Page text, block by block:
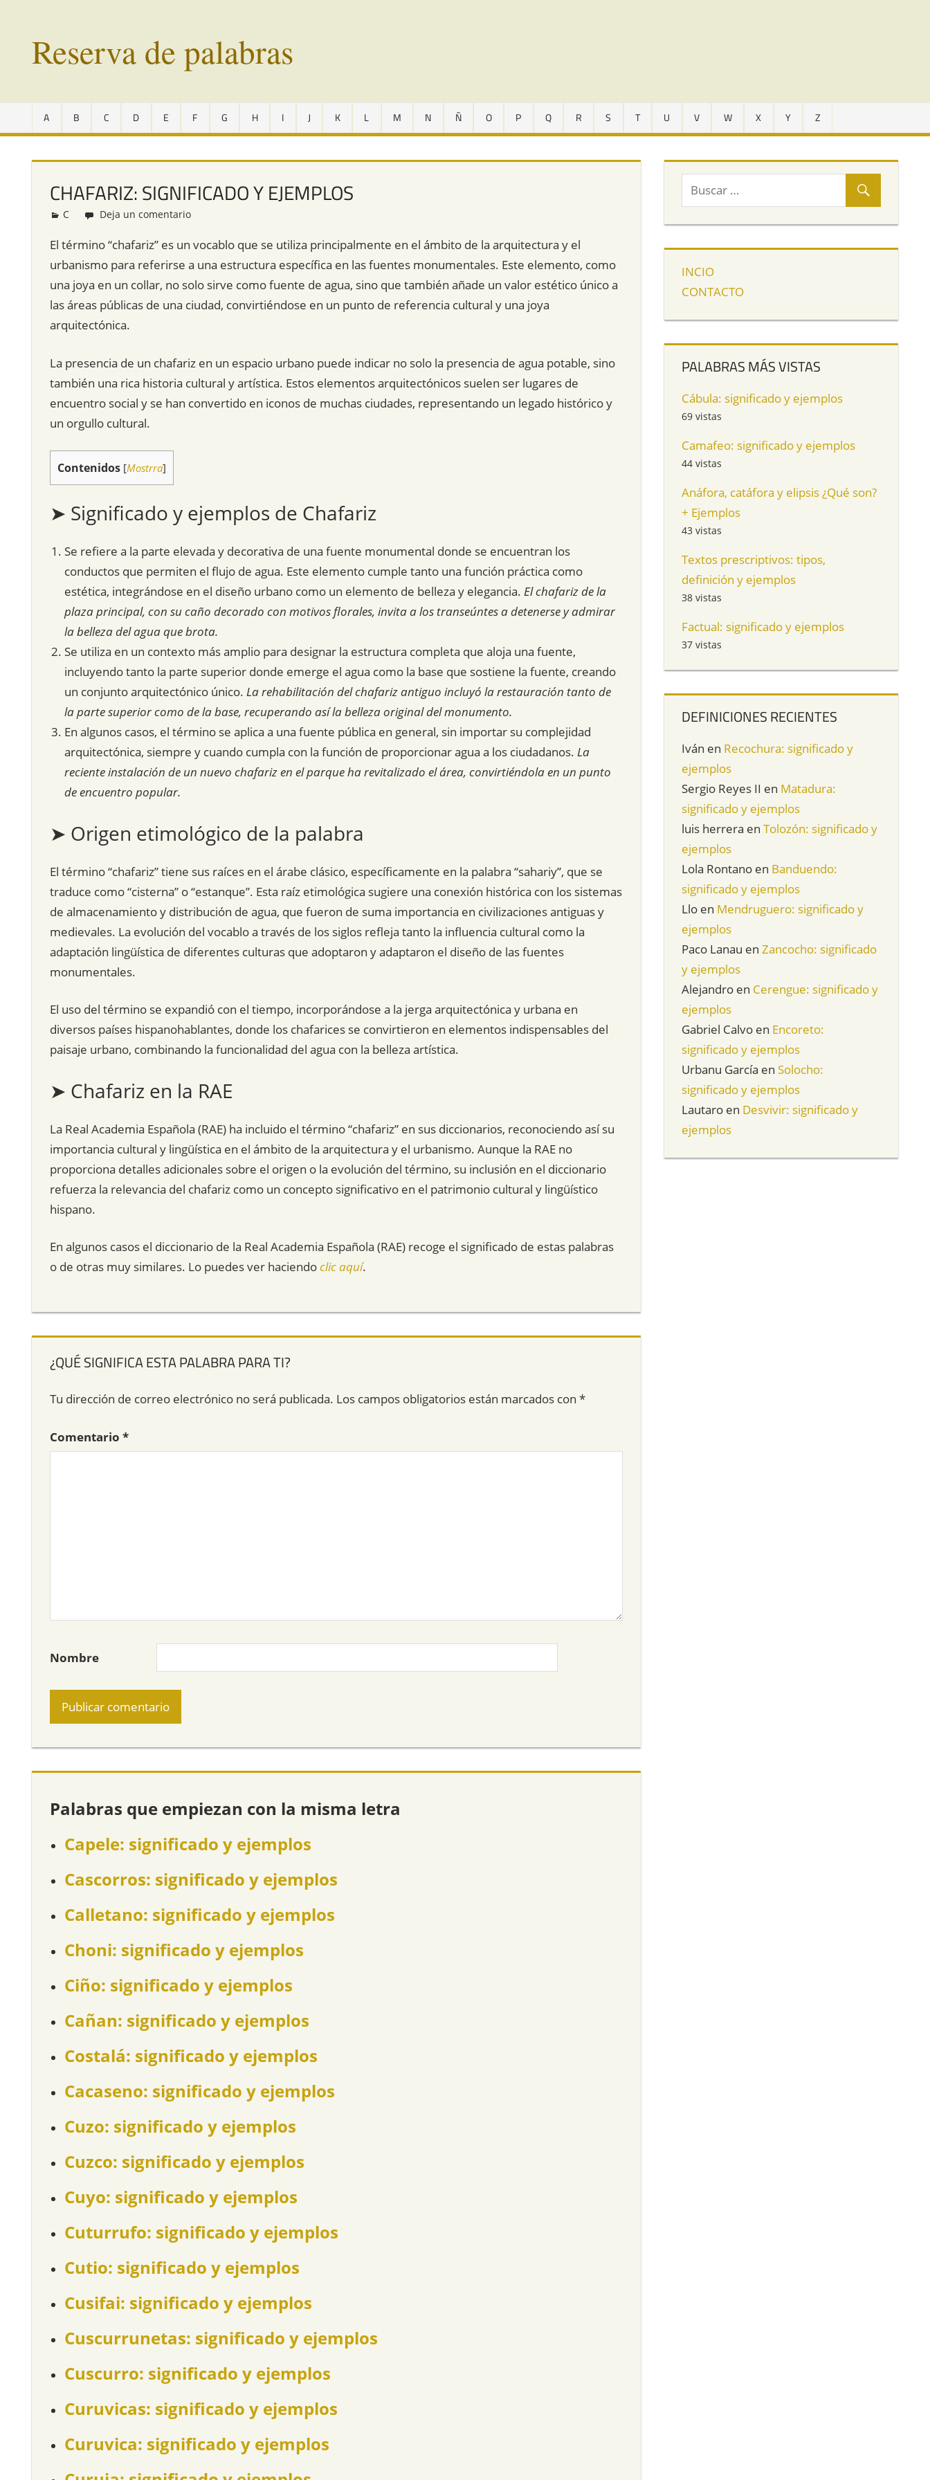
contenidoReserva de palabras
en
vías
extinción
todo
A B C D E F G H I J K L M N Ñ O P Q R S T U V W X Y Z
CHAFARIZ: SIGNIFICADO Y EJEMPLOS
Redacción
C Deja un comentario
El término “chafariz” es un vocablo que se utiliza principalmente en el ámbito de la arquitectura y el
urbanismo para referirse a una estructura específica en las fuentes monumentales. Este elemento, como
una joya en un collar, no solo sirve como fuente de agua, sino que también añade un valor estético único a
las áreas públicas de una ciudad, convirtiéndose en un punto de referencia cultural y una joya
arquitectónica.
La presencia de un chafariz en un espacio urbano puede indicar no solo la presencia de agua potable, sino
también una rica historia cultural y artística. Estos elementos arquitectónicos suelen ser lugares de
encuentro social y se han convertido en iconos de muchas ciudades, representando un legado histórico y
un orgullo cultural.
Contenidos [Mostrra]
➤ Significado y ejemplos de Chafariz
Se refiere a la parte elevada y decorativa de una fuente monumental donde se encuentran los
conductos que permiten el flujo de agua. Este elemento cumple tanto una función práctica como
estética, integrándose en el diseño urbano como un elemento de belleza y elegancia. El chafariz de la
plaza principal, con su caño decorado con motivos florales, invita a los transeúntes a detenerse y admirar
la belleza del agua que brota.
Se utiliza en un contexto más amplio para designar la estructura completa que aloja una fuente,
incluyendo tanto la parte superior donde emerge el agua como la base que sostiene la fuente, creando
un conjunto arquitectónico único. La rehabilitación del chafariz antiguo incluyó la restauración tanto de
la parte superior como de la base, recuperando así la belleza original del monumento.
En algunos casos, el término se aplica a una fuente pública en general, sin importar su complejidad
arquitectónica, siempre y cuando cumpla con la función de proporcionar agua a los ciudadanos. La
reciente instalación de un nuevo chafariz en el parque ha revitalizado el área, convirtiéndola en un punto
de encuentro popular.
➤ Origen etimológico de la palabra
El término “chafariz” tiene sus raíces en el árabe clásico, específicamente en la palabra “sahariy”, que se
traduce como “cisterna” o “estanque”. Esta raíz etimológica sugiere una conexión histórica con los sistemas
de almacenamiento y distribución de agua, que fueron de suma importancia en civilizaciones antiguas y
medievales. La evolución del vocablo a través de los siglos refleja tanto la influencia cultural como la
adaptación lingüística de diferentes culturas que adoptaron y adaptaron el diseño de las fuentes
monumentales.
El uso del término se expandió con el tiempo, incorporándose a la jerga arquitectónica y urbana en
diversos países hispanohablantes, donde los chafarices se convirtieron en elementos indispensables del
paisaje urbano, combinando la funcionalidad del agua con la belleza artística.
➤ Chafariz en la RAE
La Real Academia Española (RAE) ha incluido el término “chafariz” en sus diccionarios, reconociendo así su
importancia cultural y lingüística en el ámbito de la arquitectura y el urbanismo. Aunque la RAE no
proporciona detalles adicionales sobre el origen o la evolución del término, su inclusión en el diccionario
refuerza la relevancia del chafariz como un concepto significativo en el patrimonio cultural y lingüístico
hispano.
En algunos casos el diccionario de la Real Academia Española (RAE) recoge el significado de estas palabras
o de otras muy similares. Lo puedes ver haciendoclic aquí.
¿QUÉ SIGNIFICA ESTA PALABRA PARA TI?
Tu dirección de correo electrónico no será publicada. Los campos obligatorios están marcados con *
Comentario *
Nombre
Palabras que empiezan con la misma letra
Capele: significado y ejemplos
Cascorros: significado y ejemplos
Calletano: significado y ejemplos
Choni: significado y ejemplos
Ciño: significado y ejemplos
Cañan: significado y ejemplos
Costalá: significado y ejemplos
Cacaseno: significado y ejemplos
Cuzo: significado y ejemplos
Cuzco: significado y ejemplos
Cuyo: significado y ejemplos
Cuturrufo: significado y ejemplos
Cutio: significado y ejemplos
Cusifai: significado y ejemplos
Cuscurrunetas: significado y ejemplos
Cuscurro: significado y ejemplos
Curuvicas: significado y ejemplos
Curuvica: significado y ejemplos
INCIO
CONTACTO
PALABRAS MÁS VISTAS
Cábula: significado y ejemplos
69 vistas
Camafeo: significado y ejemplos
44 vistas
Anáfora, catáfora y elipsis ¿Qué son?
+ Ejemplos
43 vistas
Textos prescriptivos: tipos,
definición y ejemplos
38 vistas
Factual: significado y ejemplos
37 vistas
DEFINICIONES RECIENTES
Iván en Recochura: significado y
ejemplos
Sergio Reyes II en Matadura:
significado y ejemplos
luis herrera enTolozón: significado y
ejemplos
Lola Rontano en Banduendo:
significado y ejemplos
Llo en Mendruguero: significado y
ejemplos
Paco Lanau enZancocho: significado
y ejemplos
Alejandro en Cerengue: significado y
ejemplos
Gabriel Calvo en Encoreto:
significado y ejemplos
Urbanu García enSolocho:
significado y ejemplos
Lautaro en Desvivir: significado y
ejemplos